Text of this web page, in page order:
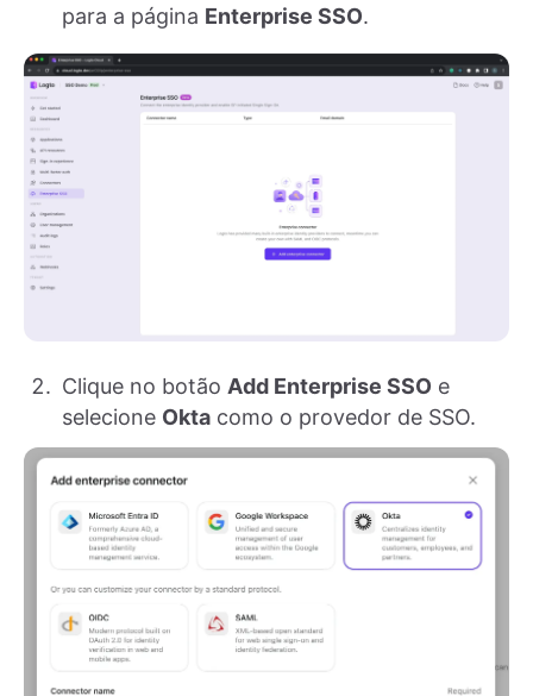
para a página Enterprise SSO.
Clique no botão Add Enterprise SSO e
selecione Okta como o provedor de SSO.